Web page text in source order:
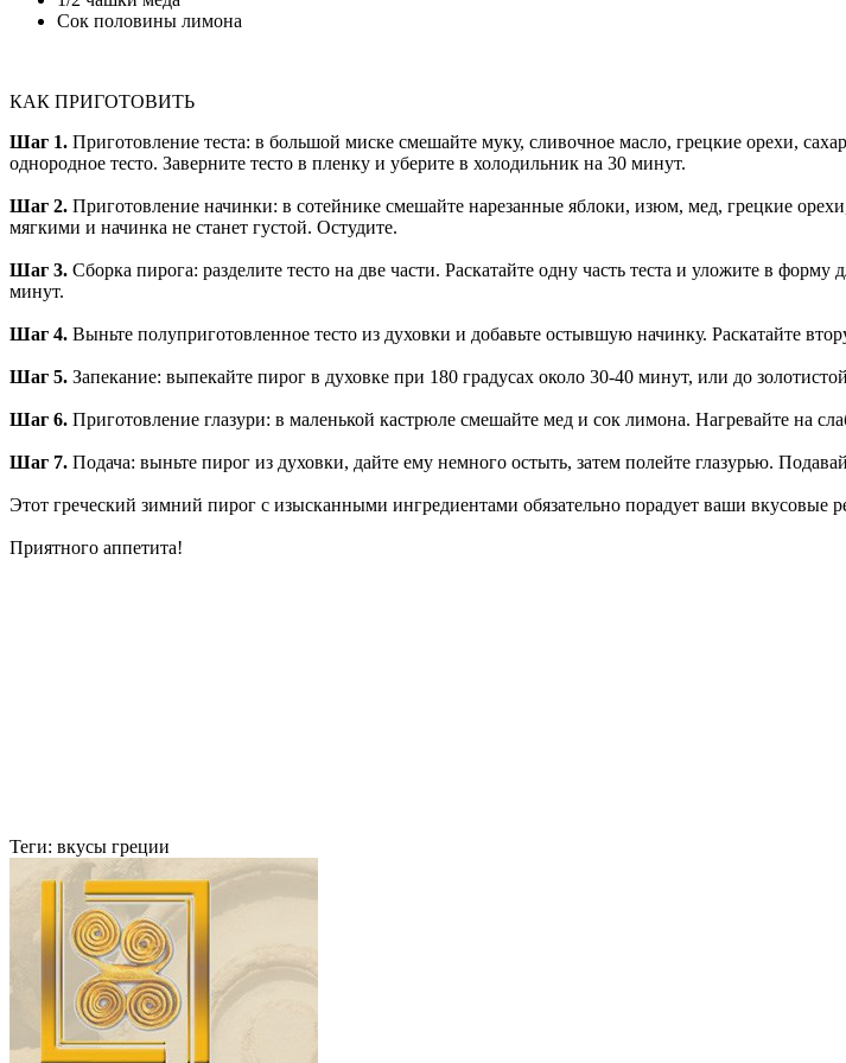
Сок половины лимона
КАК ПРИГОТОВИТЬ
Шаг 1. Приготовление теста: в большой миске смешайте муку, сливочное масло, грецкие орехи,
однородное тесто. Заверните тесто в пленку и уберите в холодильник на 30 минут.
Шаг 2. Приготовление начинки: в сотейнике смешайте нарезанные яблоки, изюм, мед, грецкие
мягкими и начинка не станет густой. Остудите.
Шаг 3. Сборка пирога: разделите тесто на две части. Раскатайте одну часть теста и уложите в
минут.
Шаг 4. Выньте полуприготовленное тесто из духовки и добавьте остывшую начинку. Раскатайте
Шаг 5. Запекание: выпекайте пирог в духовке при 180 градусах около 30-40 минут, или до
Шаг 6. Приготовление глазури: в маленькой кастрюле смешайте мед и сок лимона. Нагревайте на
Шаг 7. Подача: выньте пирог из духовки, дайте ему немного остыть, затем полейте глазурью.
Этот греческий зимний пирог с изысканными ингредиентами обязательно порадует ваши
Приятного аппетита!
Теги: вкусы греции